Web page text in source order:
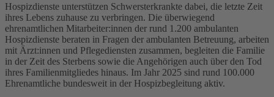
Hospizdienste unterstützen Schwersterkrankte dabei, die letzte Zeit
ihres Lebens zuhause zu verbringen. Die überwiegend
ehrenamtlichen Mitarbeiter:innen der rund 1.200 ambulanten
Hospizdienste beraten in Fragen der ambulanten Betreuung, arbeiten
mit Ärzt:innen und Pflegediensten zusammen, begleiten die Familie
in der Zeit des Sterbens sowie die Angehörigen auch über den Tod
ihres Familienmitgliedes hinaus. Im Jahr 2025 sind rund 100.000
Ehrenamtliche bundesweit in der Hospizbegleitung aktiv.